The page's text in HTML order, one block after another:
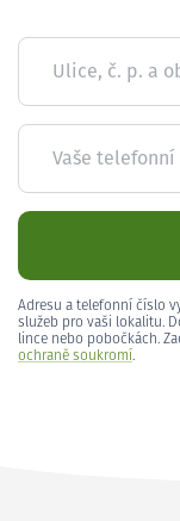
Ulice, č. p. a
Vaše telefonní
Adresu a telefonní číslo
služeb pro vaši lokalitu.
lince nebo pobočkách.
ochraně soukromí.